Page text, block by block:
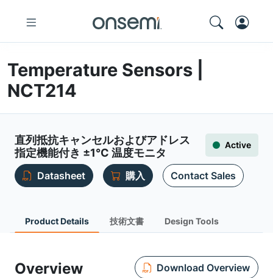
Temperature Sensors |
NCT214
直列抵抗キャンセルおよびアドレス
指定機能付き ±1°C 温度モニタ
Active
Datasheet 購入 Contact Sales
Product Details 技術文書 Design Tools
Overview Download Overview